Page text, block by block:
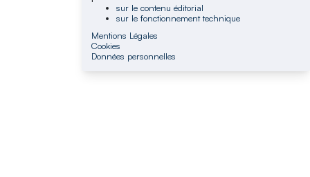
sur le contenu éditorial
sur le fonctionnement technique
Mentions Légales
Cookies
Données personnelles